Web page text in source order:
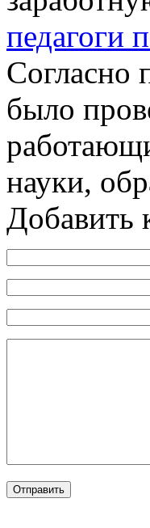
педагоги
Согласно
было
науки,
Добавить